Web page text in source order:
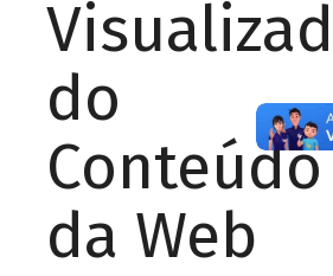
do
Conteúdo
da Web